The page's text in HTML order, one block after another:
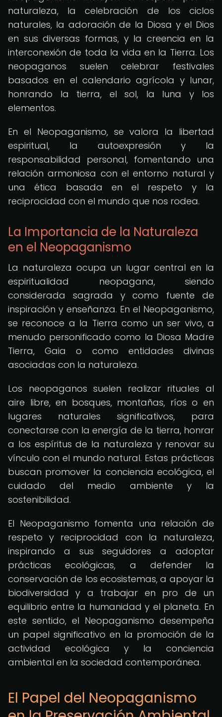
naturaleza, la celebración de los ciclos
naturales, la adoración de la Diosa y el Dios
en sus diversas formas, y la creencia en la
interconexión de toda la vida en la Tierra. Los
neopaganos suelen celebrar festivales
basados en el calendario agrícola y lunar,
honrando la tierra, el sol, la luna y los
elementos.
En el Neopaganismo, se valora la libertad
espiritual, la autoexpresión y la
responsabilidad personal, fomentando una
relación armoniosa con el entorno natural y
una ética basada en el respeto y la
reciprocidad con el mundo que nos rodea.
La Importancia de la Naturaleza
en el Neopaganismo
La naturaleza ocupa un lugar central en la
espiritualidad neopagana, siendo
considerada sagrada y como fuente de
inspiración y enseñanza. En el Neopaganismo,
se reconoce a la Tierra como un ser vivo, a
menudo personificado como la Diosa Madre
Tierra, Gaia o como entidades divinas
asociadas con la naturaleza.
Los neopaganos suelen realizar rituales al
aire libre, en bosques, montañas, ríos o en
lugares naturales significativos, para
conectarse con la energía de la tierra, honrar
a los espíritus de la naturaleza y renovar su
vínculo con el mundo natural. Estas prácticas
buscan promover la conciencia ecológica, el
cuidado del medio ambiente y la
sostenibilidad.
El Neopaganismo fomenta una relación de
respeto y reciprocidad con la naturaleza,
inspirando a sus seguidores a adoptar
prácticas ecológicas, a defender la
conservación de los ecosistemas, a apoyar la
biodiversidad y a trabajar en pro de un
equilibrio entre la humanidad y el planeta. En
este sentido, el Neopaganismo desempeña
un papel significativo en la promoción de la
actividad ecológica y la conciencia
ambiental en la sociedad contemporánea.
El Papel del Neopaganismo